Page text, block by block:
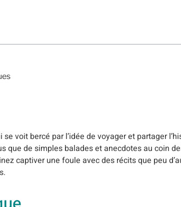
voit bercé par l’idée de voyager et partager
que de simples balades et anecdotes au coin
captiver une foule avec des récits que peu